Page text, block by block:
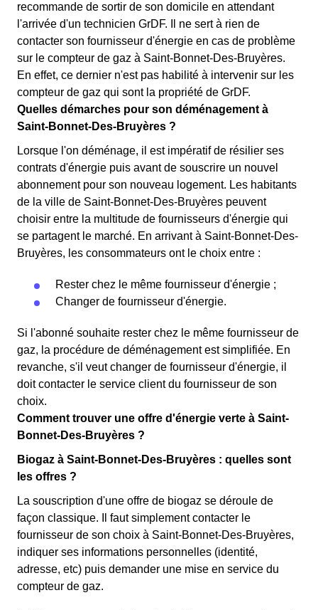
recommande de sortir de son domicile en attendant
l'arrivée d'un technicien GrDF. Il ne sert à rien de
contacter son fournisseur d'énergie en cas de problème
sur le compteur de gaz à Saint-Bonnet-Des-Bruyères.
En effet, ce dernier n'est pas habilité à intervenir sur les
compteur de gaz qui sont la propriété de GrDF.
Quelles démarches pour son déménagement à
Saint-Bonnet-Des-Bruyères ?
Lorsque l'on déménage, il est impératif de résilier ses
contrats d'énergie puis avant de souscrire un nouvel
abonnement pour son nouveau logement. Les habitants
de la ville de Saint-Bonnet-Des-Bruyères peuvent
choisir entre la multitude de fournisseurs d'énergie qui
se partagent le marché. En arrivant à Saint-Bonnet-Des-
Bruyères, les consommateurs ont le choix entre :
Rester chez le même fournisseur d'énergie ;
Changer de fournisseur d'énergie.
Si l'abonné souhaite rester chez le même fournisseur de
gaz, la procédure de déménagement est simplifiée. En
revanche, s'il veut changer de fournisseur d'énergie, il
doit contacter le service client du fournisseur de son
choix.
Comment trouver une offre d'énergie verte à Saint-
Bonnet-Des-Bruyères ?
Biogaz à Saint-Bonnet-Des-Bruyères : quelles sont
les offres ?
La souscription d'une offre de biogaz se déroule de
façon classique. Il faut simplement contacter le
fournisseur de son choix à Saint-Bonnet-Des-Bruyères,
indiquer ses informations personnelles (identité,
adresse, etc) puis demander une mise en service du
compteur de gaz.